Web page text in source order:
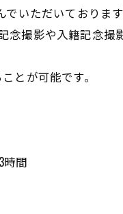
でいただいております
撮影や入籍記念
とが可能です。
時間